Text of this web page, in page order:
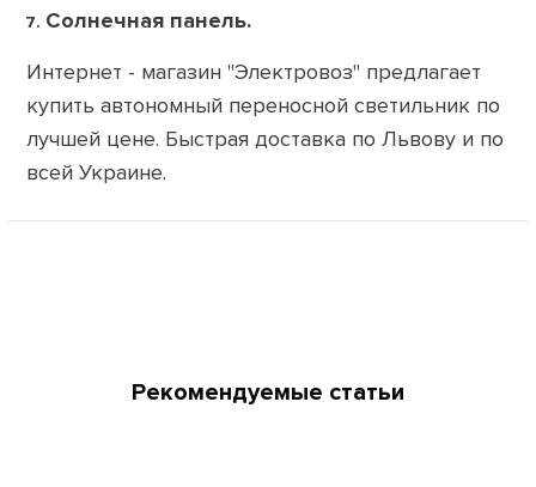
Солнечная панель.
Интернет - магазин "Электровоз" предлагает
купить автономный переносной светильник по
лучшей цене. Быстрая доставка по Львову и по
всей Украине.
Рекомендуемые статьи